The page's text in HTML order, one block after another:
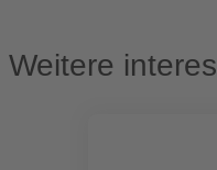
Weitere